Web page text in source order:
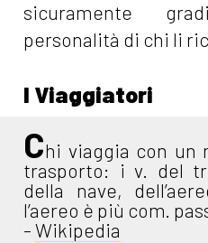
sicuramente
personalità di chi li
I Viaggiatori
Chi viaggia con un
trasporto: i v. del
della nave,
l’aereo è più com.
-Wikipedia